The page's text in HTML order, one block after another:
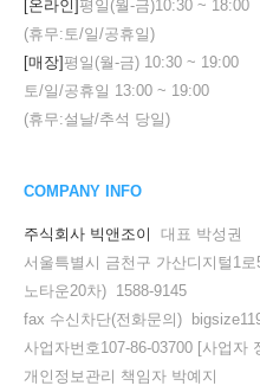
[온라인]평일(월-금)10:30 ~ 18:00
(휴무:토/일/공휴일)
[매장]평일(월-금) 10:30 ~ 19:00
토/일/공휴일 13:00 ~ 19:00
(휴무:설날/추석 당일)
COMPANY INFO
주식회사 빅앤조이
대표 박성권
서울특별시 금천구 가산디지털1
노타운20차) 1588-9145
fax 수신차단(전화문의)
사업자번호107-86-03700 [사업자
개인정보관리 책임자 박예지